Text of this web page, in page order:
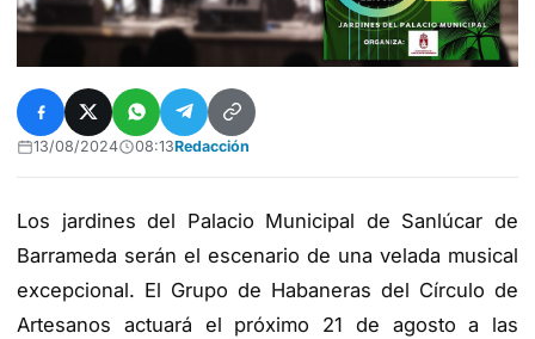
13/08/2024 08:13Redacción
Los jardines del Palacio Municipal de Sanlúcar de
Barrameda serán el escenario de una velada musical
excepcional. El Grupo de Habaneras del Círculo de
Artesanos actuará el próximo 21 de agosto a las